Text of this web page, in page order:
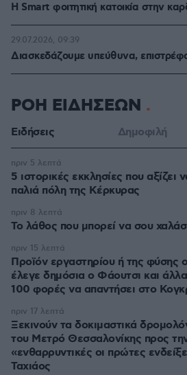
Η Smart φοιτητική κατοικία στην
Διασκεδάζουμε υπεύθυνα,
29.07.2026, 09:39
ΡΟΗ ΕΙΔΗΣΕΩΝ
Ειδήσεις Δημοφιλή
5 ιστορικές εκκλησίες που αξίζει
παλιά πόλη της Κέρκυρας
πριν 5 λεπτά
Το λάθος που μπορεί να σου
πριν 8 λεπτά
Προϊόν εργαστηρίου ή της φύσης
έλεγε δημόσια ο Φάουτσι και
100 φορές να απαντήσει στο
πριν 15 λεπτά
Ξεκινούν τα δοκιμαστικά
του Μετρό Θεσσαλονίκης προς
«ενθαρρυντικές οι πρώτες
Ταχιάος
πριν 17 λεπτά